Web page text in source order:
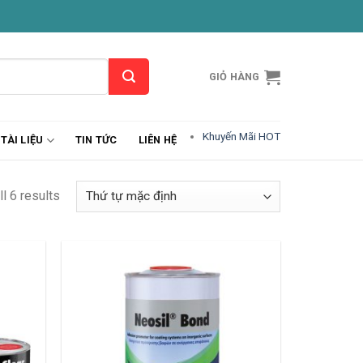
GIỎ HÀNG
TÀI LIỆU TIN TỨC LIÊN HỆ Khuyến Mãi HOT
6 results